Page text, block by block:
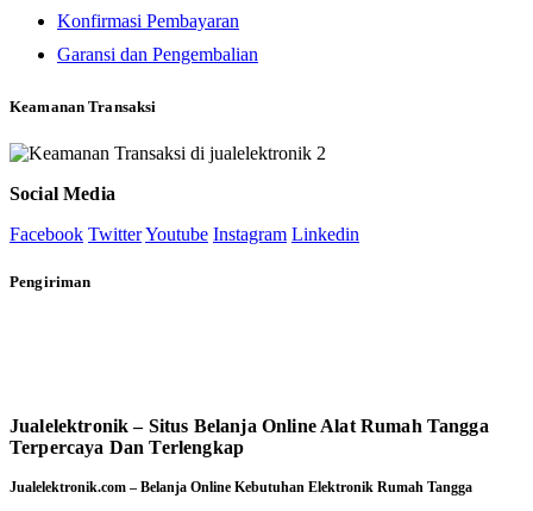
Konfirmasi Pembayaran
Garansi dan Pengembalian
Keamanan Transaksi
Social Media
Facebook TwitterYoutube Instagram Linkedin
Pengiriman
Jualelektronik – Situs Belanja Online Alat Rumah Tangga
Terpercaya Dan Terlengkap
Jualelektronik.com – Belanja Online Kebutuhan Elektronik Rumah Tangga